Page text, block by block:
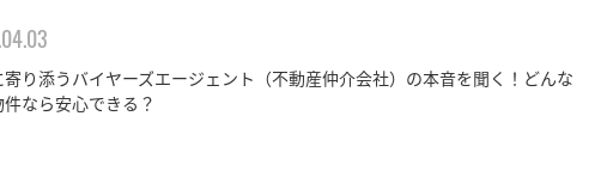
寄り添うバイヤーズエージェント（不動産仲介会社）の本音を聞く！どんな
なら安心できる？